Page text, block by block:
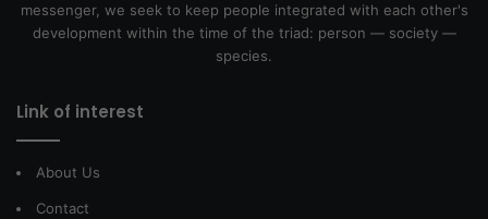
messenger, we seek to keep people integrated with each other's
development within the time of the triad: person — society —
species.
Link of interest
About Us
Contact